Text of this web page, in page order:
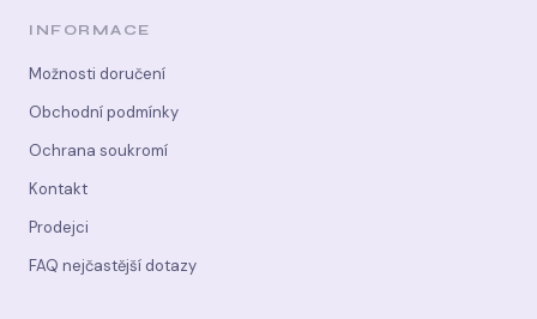
INFORMACE
Možnosti doručení
Obchodní podmínky
Ochrana soukromí
Kontakt
Prodejci
FAQ nejčastější dotazy